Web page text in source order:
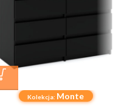
Kolekcja: Monte